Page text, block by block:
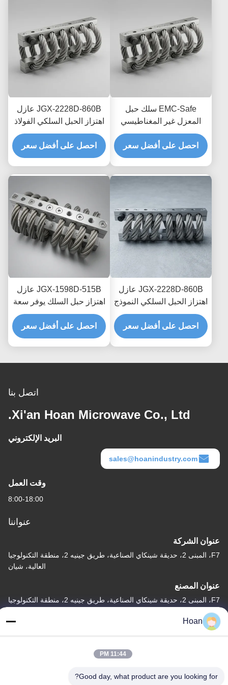
EMC-Safe سلك حبل
المعزل غير المغناطيسي
JGX-2228D-665B حامل
تبديد الصدمات العابر
للإلكترونيات الدقيقة
احصل على أفضل سعر
JGX-2228D-860B عازل
اهتزاز الحبل السلكي الفولاذ
المقاوم للصدأ حياة طويلة
الصناعية مستمع الصدمات
احصل على أفضل سعر
JGX-2228D-860B عازل
اهتزاز الحبل السلكي النموذج
السريع التجميع السريع
صمام الصدمة القابل
للتخصيص
احصل على أفضل سعر
JGX-1598D-515B عازل
اهتزاز حبل السلك يوفر سعة
تحميل قابلة للتطوير وعزل
الضوضاء المنقولة بالهيكل
احصل على أفضل سعر
اتصل بنا
Xi'an Hoan Microwave Co., Ltd.
البريد الإلكتروني
sales@hoanindustry.com
وقت العمل
8:00-18:00
عنواننا
عنوان الشركة
F7، المبنى 2، حديقة شينكاي الصناعية، طريق جينيه 2، منطقة التكنولوجيا
العالية، شيان
عنوان المصنع
F7، المبنى 2، حديقة شينكاي الصناعية، طريق جينيه 2، منطقة التكنولوجيا
الهاتف
Hoan
11:44 PM
Good day, what product are you looking for?